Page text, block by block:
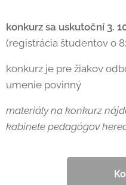
konkurz sa uskutoční 3.
(registrácia študentov o
konkurz je pre žiakov
umenie povinný
materiály na konkurz
kabinete pedagógov